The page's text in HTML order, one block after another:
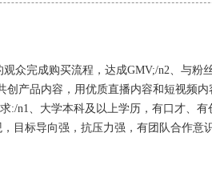
众完成购买流程，达成GMV;/n2、与粉
产品内容，用优质直播内容和短视频内
:/n1、大学本科及以上学历，有口才、有
目标导向强，抗压力强，有团队合作意